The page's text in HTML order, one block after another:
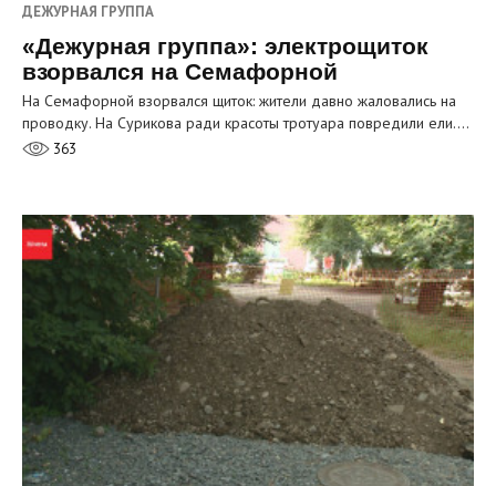
ДЕЖУРНАЯ ГРУППА
«Дежурная группа»: электрощиток
взорвался на Семафорной
На Семафорной взорвался щиток: жители давно жаловались на
проводку. На Сурикова ради красоты тротуара повредили ели.…
363